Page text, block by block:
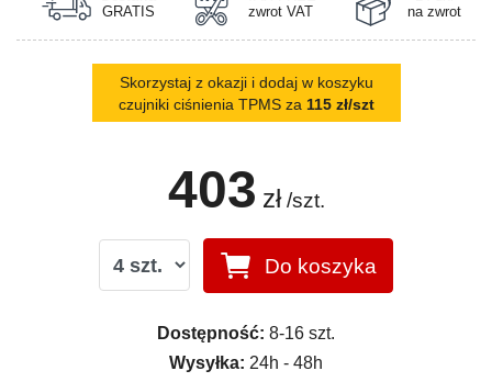
GRATIS
zwrot VAT
na zwrot
Skorzystaj z okazji i dodaj w koszyku
czujniki ciśnienia TPMS za 115 zł/szt
403 zł /szt.
Do koszyka
Dostępność: 8-16 szt.
Wysyłka: 24h - 48h